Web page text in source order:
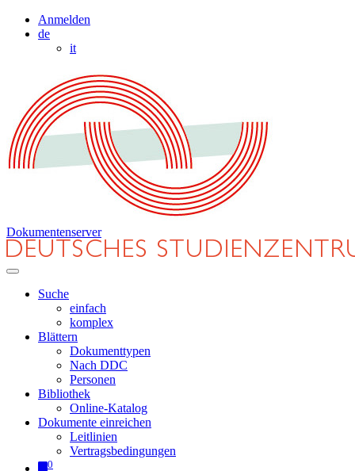
Anmelden
de
it
Dokumentenserver
Suche
einfach
komplex
Blättern
Dokumenttypen
Nach DDC
Personen
Bibliothek
Online-Katalog
Dokumente einreichen
Leitlinien
Vertragsbedingungen
0